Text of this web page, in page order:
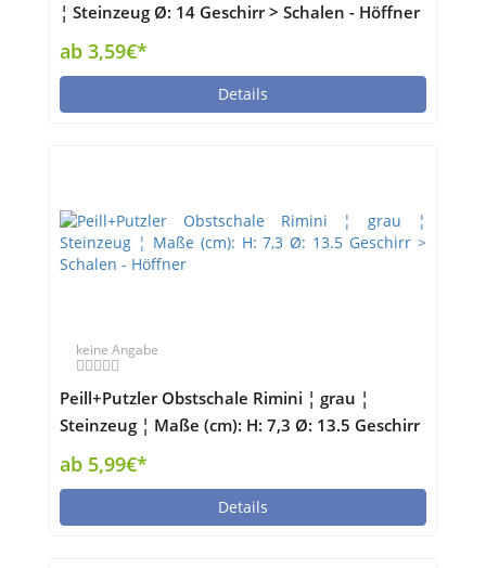
¦ Steinzeug Ø: 14 Geschirr > Schalen - Höffner
ab 3,59€*
Details
keine Angabe
Peill+Putzler Obstschale Rimini ¦ grau ¦
Steinzeug ¦ Maße (cm): H: 7,3 Ø: 13.5 Geschirr
> Schalen - Höffner
ab 5,99€*
Details